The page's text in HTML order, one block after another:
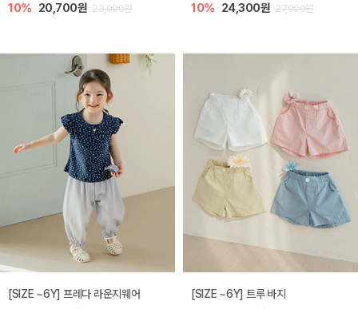
10% 20,700원 23,000원 10% 24,300원 27,000원
[SIZE ~6Y] 프레다 라운지웨어 [SIZE ~6Y] 트루 바지